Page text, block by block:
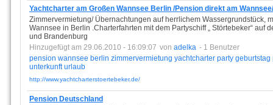
Yachtcharter am Großen Wannsee Berlin /Pension direkt am
Zimmervermietung/ Übernachtungen auf herrlichem Wassergrundstück,
Wannsee in Berlin .Charterfahrten mit dem Partyschiff „ Störtebeker“ auf
und Brandenburg
Hinzugefügt am 29.06.2010 - 16:09:07 von adelka - 1 Benutzer
pension wannsee berlin zimmervermietung yachtcharter party geburtstag
unterkunft urlaub
http://www.yachtcharterstoertebeker.de/
Pension Deutschland